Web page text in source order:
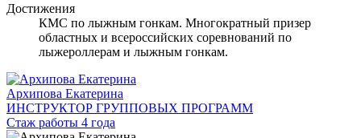
Достижения
КМС по лыжным гонкам. Многократный призер
областных и всероссийских соревнований по
лыжероллерам и лыжным гонкам.
Архипова Екатерина
ИНСТРУКТОР ГРУППОВЫХ ПРОГРАММ
Стаж работы 4 года